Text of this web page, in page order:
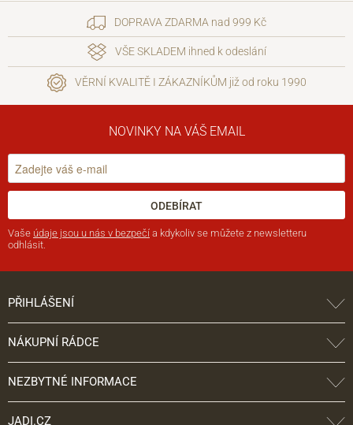
DOPRAVA ZDARMA nad 999 Kč
VŠE SKLADEM ihned k odeslání
VĚRNÍ KVALITĚ I ZÁKAZNÍKŮM již od roku 1990
NOVINKY NA VÁŠ EMAIL
ODEBÍRAT
Vaše údaje jsou u nás v bezpečí a kdykoliv se můžete z newsletteru
odhlásit.
PŘIHLÁŠENÍ
NÁKUPNÍ RÁDCE
NEZBYTNÉ INFORMACE
JADI.CZ